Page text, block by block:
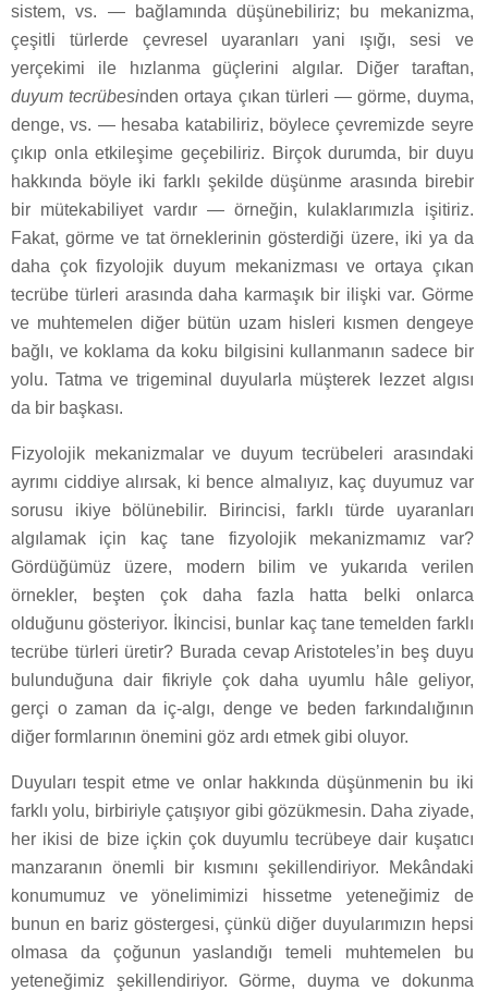
sistem, vs. — bağlamında düşünebiliriz; bu mekanizma,
çeşitli türlerde çevresel uyaranları yani ışığı, sesi ve
yerçekimi ile hızlanma güçlerini algılar. Diğer taraftan,
duyum tecrübesinden ortaya çıkan türleri — görme, duyma,
denge, vs. — hesaba katabiliriz, böylece çevremizde seyre
çıkıp onla etkileşime geçebiliriz. Birçok durumda, bir duyu
hakkında böyle iki farklı şekilde düşünme arasında birebir
bir mütekabiliyet vardır — örneğin, kulaklarımızla işitiriz.
Fakat, görme ve tat örneklerinin gösterdiği üzere, iki ya da
daha çok fizyolojik duyum mekanizması ve ortaya çıkan
tecrübe türleri arasında daha karmaşık bir ilişki var. Görme
ve muhtemelen diğer bütün uzam hisleri kısmen dengeye
bağlı, ve koklama da koku bilgisini kullanmanın sadece bir
yolu. Tatma ve trigeminal duyularla müşterek lezzet algısı
da bir başkası.
Fizyolojik mekanizmalar ve duyum tecrübeleri arasındaki
ayrımı ciddiye alırsak, ki bence almalıyız, kaç duyumuz var
sorusu ikiye bölünebilir. Birincisi, farklı türde uyaranları
algılamak için kaç tane fizyolojik mekanizmamız var?
Gördüğümüz üzere, modern bilim ve yukarıda verilen
örnekler, beşten çok daha fazla hatta belki onlarca
olduğunu gösteriyor. İkincisi, bunlar kaç tane temelden farklı
tecrübe türleri üretir? Burada cevap Aristoteles’in beş duyu
bulunduğuna dair fikriyle çok daha uyumlu hâle geliyor,
gerçi o zaman da iç-algı, denge ve beden farkındalığının
diğer formlarının önemini göz ardı etmek gibi oluyor.
Duyuları tespit etme ve onlar hakkında düşünmenin bu iki
farklı yolu, birbiriyle çatışıyor gibi gözükmesin. Daha ziyade,
her ikisi de bize içkin çok duyumlu tecrübeye dair kuşatıcı
manzaranın önemli bir kısmını şekillendiriyor. Mekândaki
konumumuz ve yönelimimizi hissetme yeteneğimiz de
bunun en bariz göstergesi, çünkü diğer duyularımızın hepsi
olmasa da çoğunun yaslandığı temeli muhtemelen bu
yeteneğimiz şekillendiriyor. Görme, duyma ve dokunma